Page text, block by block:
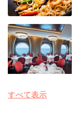
すべて表示